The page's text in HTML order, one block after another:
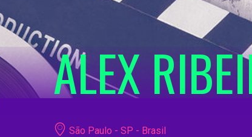
ALEX
São Paulo - SP - Brasil